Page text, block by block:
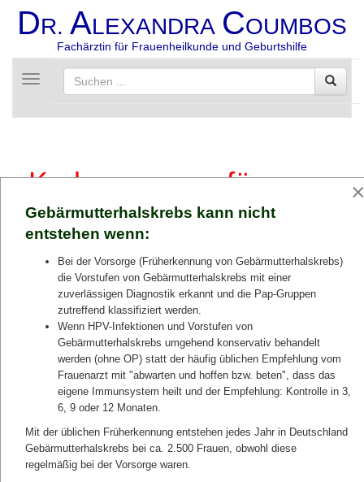
DR. ALEXANDRA COUMBOS
Fachärztin für Frauenheilkunde und Geburtshilfe
Toggle
navigation
Krebsvorsorge für
Frauen
desto besser stehen die Chancen für die Patientin.
In Deutschland besteht das Angebot regelmäßiger
Untersuchungen zur Früherkennung für alle gesetzlich
versicherten Frauen. Um Krebs frühzeitig festzustellen, ist
es wichtig, die angebotenen Untersuchungen in der
Krebsvorsorge in Anspruch zu nehmen.
Der Frauenarzt bietet dazu die gynäkologische Vorsorge.
Sie beinhaltet die Vorsorge Brustkrebs, die Vorsorge
Gebärmutterhalskrebs und die Tastuntersuchung des
kleinen Beckens.
Weil bei der Vorsorge Gebärmutterhalskrebs Sicherheit
besonders wichtig ist, gibt es jetzt auch die S-Pap Vorsorge.
Gebärmutterhalskrebs kann nicht
entstehen wenn:
Bei der Vorsorge (Früherkennung von Gebärmutterhalskrebs)
die Vorstufen von Gebärmutterhalskrebs mit einer
zuverlässigen Diagnostik erkannt und die Pap-Gruppen
zutreffend klassifiziert werden.
Wenn HPV-Infektionen und Vorstufen von
Gebärmutterhalskrebs umgehend konservativ behandelt
werden (ohne OP) statt der häufig üblichen Empfehlung vom
Frauenarzt mit "abwarten und hoffen bzw. beten", dass das
eigene Immunsystem heilt und der Empfehlung: Kontrolle in 3,
6, 9 oder 12 Monaten.
Mit der üblichen Früherkennung entstehen jedes Jahr in Deutschland
Gebärmutterhalskrebs bei ca. 2.500 Frauen, obwohl diese
regelmäßig bei der Vorsorge waren.